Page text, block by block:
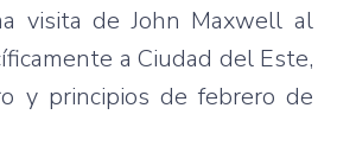
visita de John Maxwell al
a Ciudad del Este,
y principios de febrero de